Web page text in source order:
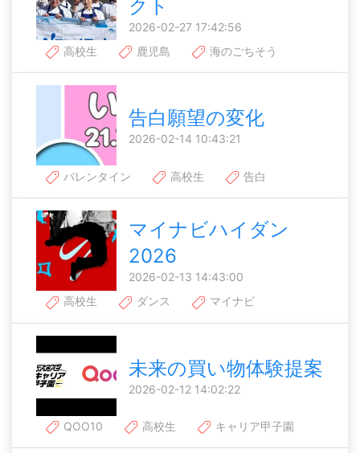
クト
2026-02-27 17:42:56
高校生
鹿児島 海のごちそう
告白願望の変化
2026-02-14 10:43:21
バレンタイン 高校生 告白
マイナビハイダン
2026
2026-02-13 14:43:00
高校生
ダンス マイナビ
未来の買い物体験提案
2026-02-12 14:02:22
QOO10 高校生 キャリア甲子園